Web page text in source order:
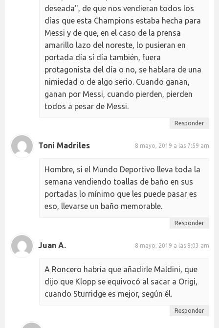
deseada", de que nos vendieran todos los
días que esta Champions estaba hecha para
Messi y de que, en el caso de la prensa
amarillo lazo del noreste, lo pusieran en
portada día sí día también, fuera
protagonista del día o no, se hablara de una
nimiedad o de algo serio. Cuando ganan,
ganan por Messi, cuando pierden, pierden
todos a pesar de Messi.
Responder
Toni Madriles 8 mayo, 2019 a las 7:59 am
Hombre, si el Mundo Deportivo lleva toda la
semana vendiendo toallas de baño en sus
portadas lo mínimo que les puede pasar es
eso, llevarse un baño memorable.
Responder
Juan A. 8 mayo, 2019 a las 8:03 am
A Roncero habría que añadirle Maldini, que
dijo que Klopp se equivocó al sacar a Origi,
cuando Sturridge es mejor, según él.
Responder